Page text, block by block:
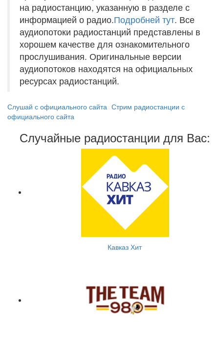
на радиостанцию, указанную в разделе с
информацией о радио.Подробней тут. Все
аудиопотоки радиостанций представлены в
хорошем качестве для ознакомительного
прослушивания. Оригинальные версии
аудиопотоков находятся на официальных
ресурсах радиостанций.
Слушай с официального сайта Стрим радиостанции с
официального сайта
Случайные радиостанции для Вас:
Кавказ Хит